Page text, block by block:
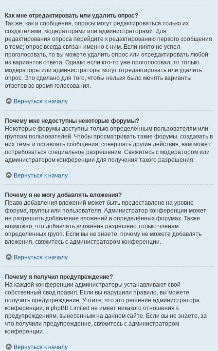
Как мне отредактировать или удалить опрос?
Так же, как и сообщения, опросы могут редактироваться только их
создателями, модераторами или администраторами. Для
редактирования опроса перейдите к редактированию первого сообщения
в теме; опрос всегда связан именно с ним. Если никто не успел
проголосовать, то вы можете удалить опрос или отредактировать любой
из вариантов ответа. Однако если кто-то уже проголосовал, то только
модераторы или администраторы могут отредактировать или удалить
опрос. Это сделано для того, чтобы нельзя было менять варианты
ответов во время голосования.
Вернуться к началу
Почему мне недоступны некоторые форумы?
Некоторые форумы доступны только определённым пользователям или
группам пользователей. Чтобы просматривать такие форумы, создавать в
них темы и оставлять сообщения, совершать другие действия, вам может
потребоваться специальное разрешение. Свяжитесь с модератором или
администратором конференции для получения такого разрешения.
Вернуться к началу
Почему я не могу добавлять вложения?
Право добавления вложений может быть предоставлено на уровне
форума, группы или пользователя. Администратор конференции может
не разрешить добавление вложений в определённых форумах. Также
возможно, что добавлять вложения разрешено только членам
определённых групп. Если вы не знаете, почему не можете добавлять
вложения, свяжитесь с администратором конференции.
Вернуться к началу
Почему я получил предупреждение?
На каждой конференции администраторы устанавливают свой
собственный свод правил. Если вы нарушили правило, вы можете
получить предупреждение. Учтите, что это решение администратора
конференции, и phpBB Limited не имеет никакого отношения к
предупреждениям, вынесенным на данном сайте. Если вы не знаете, за
что получили предупреждение, свяжитесь с администратором
конференции.
Вернуться к началу